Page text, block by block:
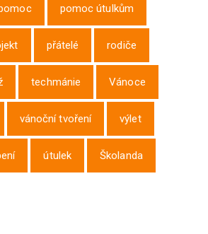
pomoc útulkům
přátelé rodiče
techmánie Vánoce
vánoční tvoření výlet
útulek Školanda